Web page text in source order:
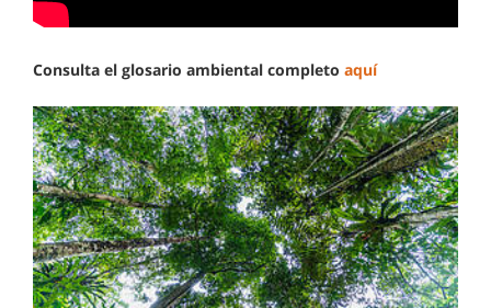
Consulta el glosario ambiental completo aquí